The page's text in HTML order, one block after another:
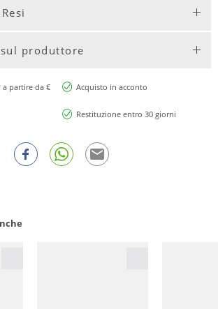
produttore
partire da €
Acquisto in acconto
Restituzione entro 30 giorni